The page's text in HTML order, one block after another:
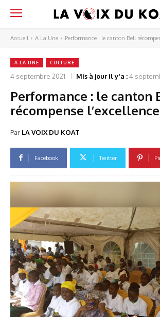
Accueil A La Une Performance : le canton Bell
A LA UNE CULTURE
4 septembre 2021 Mis à jour il y'a :4
Performance : le canton
récompense
Par LA VOIX DU KOAT
Facebook Twitter